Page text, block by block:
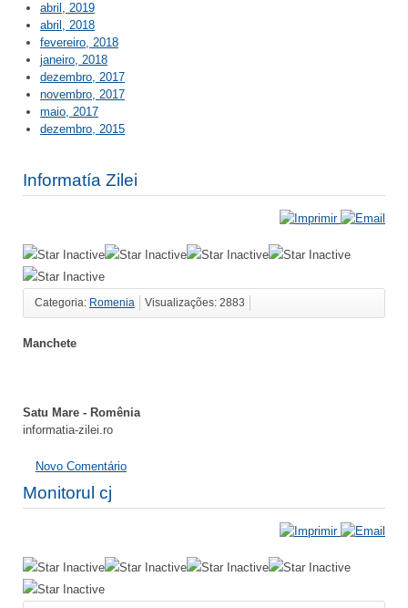
abril, 2019
abril, 2018
fevereiro, 2018
janeiro, 2018
dezembro, 2017
novembro, 2017
maio, 2017
dezembro, 2015
Informatía Zilei
Categoria: Romenia Visualizações: 2883
Manchete
Satu Mare - Romênia
informatia-zilei.ro
Novo Comentário
Monitorul cj